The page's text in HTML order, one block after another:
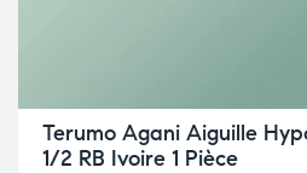
Terumo Agani Aiguille
1/2 RB Ivoire 1 Pièce